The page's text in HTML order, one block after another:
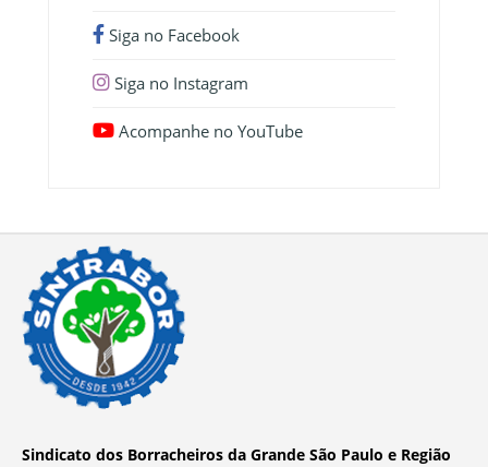
Siga no Facebook
Siga no Instagram
Acompanhe no YouTube
Sindicato dos Borracheiros da Grande São Paulo e Região